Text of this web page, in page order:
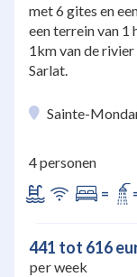
met 6 gites en
een terrein van 1
1km van de
Sarlat.
Sainte-
4 personen
=
441 tot 616
per week